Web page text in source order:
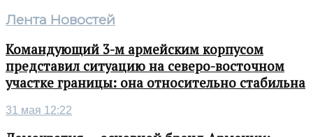
Лента Новостей
Командующий 3-м армейским корпусом
представил ситуацию на северо-восточном
участке границы: она относительно стабильна
31 мая 12:22